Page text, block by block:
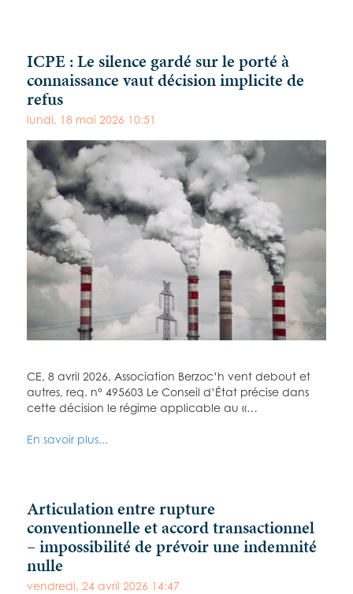
ICPE : Le silence gardé sur le porté à
connaissance vaut décision implicite de
refus
lundi, 18 mai 2026 10:51
CE, 8 avril 2026, Association Berzoc’h vent debout et
autres, req. n° 495603 Le Conseil d’État précise dans
cette décision le régime applicable au «…
En savoir plus...
Articulation entre rupture
conventionnelle et accord transactionnel
– impossibilité de prévoir une indemnité
nulle
vendredi, 24 avril 2026 14:47